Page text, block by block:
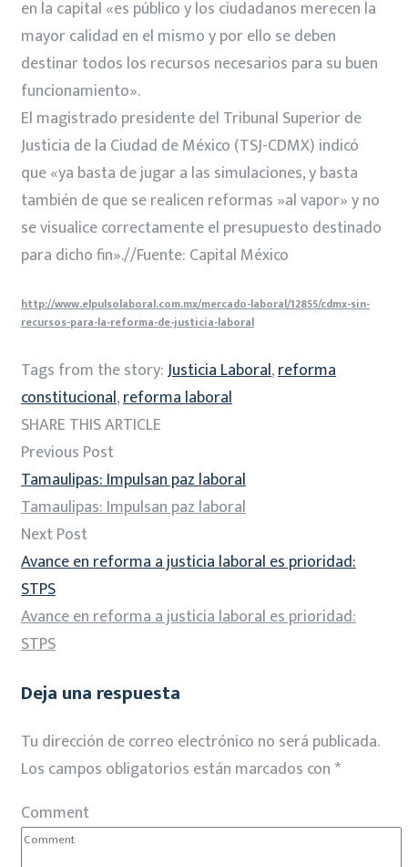
en la capital «es público y los ciudadanos merecen la
mayor calidad en el mismo y por ello se deben
destinar todos los recursos necesarios para su buen
funcionamiento».
El magistrado presidente del Tribunal Superior de
Justicia de la Ciudad de México (TSJ-CDMX) indicó
que «ya basta de jugar a las simulaciones, y basta
también de que se realicen reformas »al vapor» y no
se visualice correctamente el presupuesto destinado
para dicho fin».//Fuente: Capital México
http://www.elpulsolaboral.com.mx/mercado-laboral/12855/cdmx-sin-
recursos-para-la-reforma-de-justicia-laboral
Tags from the story:Justicia Laboral,reforma
constitucional,reforma laboral
SHARE THIS ARTICLE
Previous Post
Tamaulipas: Impulsan paz laboral
Tamaulipas: Impulsan paz laboral
Next Post
Avance en reforma a justicia laboral es prioridad:
STPS
Avance en reforma a justicia laboral es prioridad:
STPS
Deja una respuesta
Tu dirección de correo electrónico no será publicada.
Los campos obligatorios están marcados con *
Comment